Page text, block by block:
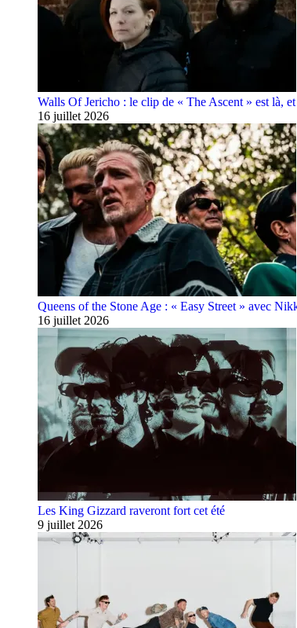
Walls Of Jericho : le clip de « The Ascent » est là,
16 juillet 2026
Queens of the Stone Age : « Easy Street » avec
16 juillet 2026
Les King Gizzard raveront fort cet été
9 juillet 2026